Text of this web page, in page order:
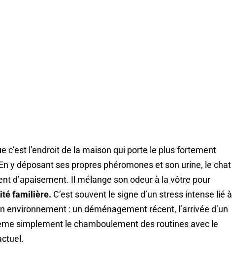
c’est l’endroit de la maison qui porte le plus fortement
y déposant ses propres phéromones et son urine, le chat
d’apaisement. Il mélange son odeur à la vôtre pour
familière. C’est souvent le signe d’un stress intense lié à
environnement : un déménagement récent, l’arrivée d’un
simplement le chamboulement des routines avec le